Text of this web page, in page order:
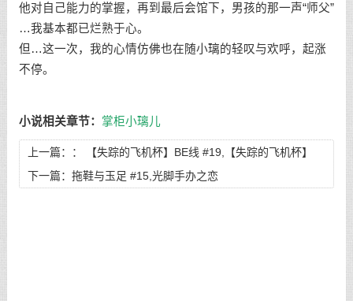
他对自己能力的掌握，再到最后会馆下，男孩的那一声“师父”
…我基本都已烂熟于心。
但…这一次，我的心情仿佛也在随小璃的轻叹与欢呼，起涨
不停。
小说相关章节： 掌柜小璃儿
上一篇：：
【失踪的飞机杯】BE线 #19,【失踪的飞机杯】
BE线 第三十章 青春
下一篇： 拖鞋与玉足 #15,光脚手办之恋